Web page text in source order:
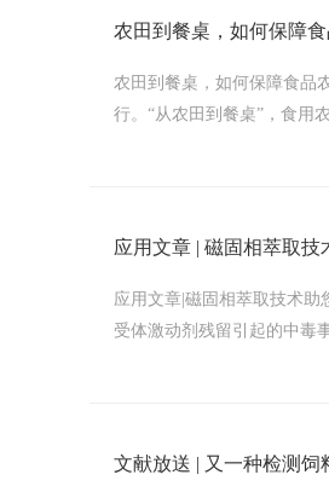
农田到餐桌，如何保障
农田到餐桌，如何保障食品
行。“从农田到餐桌”，食用
应用文章 | 磁固相萃取技
应用文章|磁固相萃取技术助
受体激动剂残留引起的中毒
文献放送 | 又一种检测